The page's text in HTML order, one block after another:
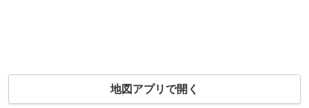
地図アプリで開く